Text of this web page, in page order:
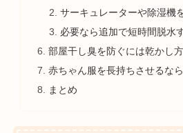
サーキュレーターや除湿機
必要なら追加で短時間脱水
部屋干し臭を防ぐには乾かし
赤ちゃん服を長持ちさせるな
まとめ